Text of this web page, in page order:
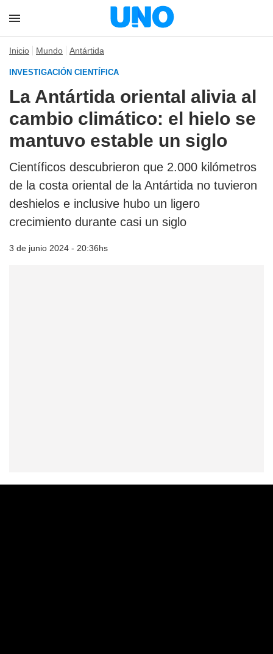
Inicio Mundo Antártida
INVESTIGACIÓN CIENTÍFICA
La Antártida oriental alivia al
cambio climático: el hielo se
mantuvo estable un siglo
Científicos descubrieron que 2.000 kilómetros
de la costa oriental de la Antártida no tuvieron
deshielos e inclusive hubo un ligero
crecimiento durante casi un siglo
3 de junio 2024 - 20:36hs